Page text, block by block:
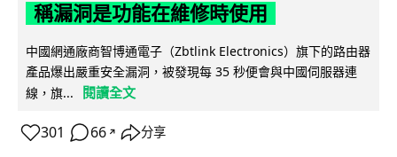
稱漏洞是功能在維修時使用
中國網通廠商智博通電子（Zbtlink Electronics）旗下的路由器
產品爆出嚴重安全漏洞，被發現每 35 秒便會與中國伺服器連
線，旗...
閱讀全文
301 66 ↗ 分享